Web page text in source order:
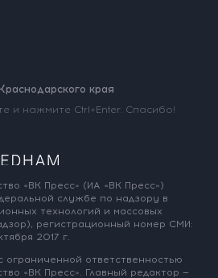
края
и нажмите Ctrl+Enter. Спасибо!
«ВК Пресс» (ИА «ВК Пресс»)
службе по надзору в
технологий и массовых
регистрационный номер СМИ:
2017 г.
ограниченной ответственностью
«ВК Пресс». Главный редактор —